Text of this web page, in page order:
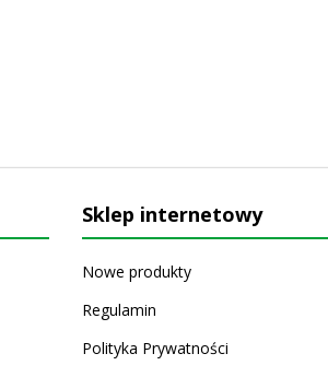
Sklep internetowy
Nowe produkty
Regulamin
Polityka Prywatności